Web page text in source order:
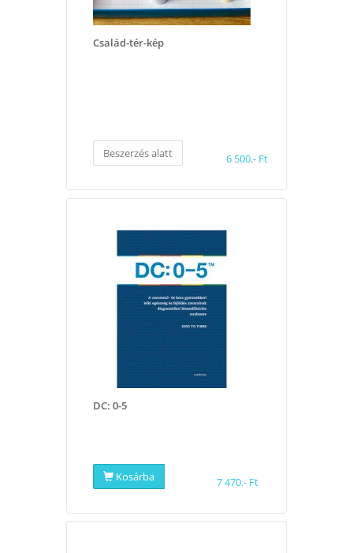
Család-tér-kép
Beszerzés alatt 6 500.- Ft
​DC: 0-5
Kosárba 7 470.- Ft